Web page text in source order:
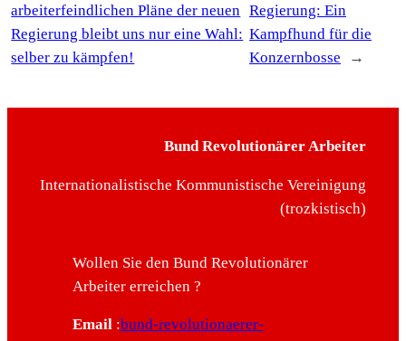
arbeiterfeindlichen Pläne der neuen
Regierung bleibt uns nur eine Wahl:
selber zu kämpfen!
Regierung: Ein
Kampfhund für die
Konzernbosse
→
Bund Revolutionärer Arbeiter
Internationalistische Kommunistische Vereinigung
(trozkistisch)
Wollen Sie den Bund Revolutionärer
Arbeiter erreichen ?
Email:bund-revolutionaerer-